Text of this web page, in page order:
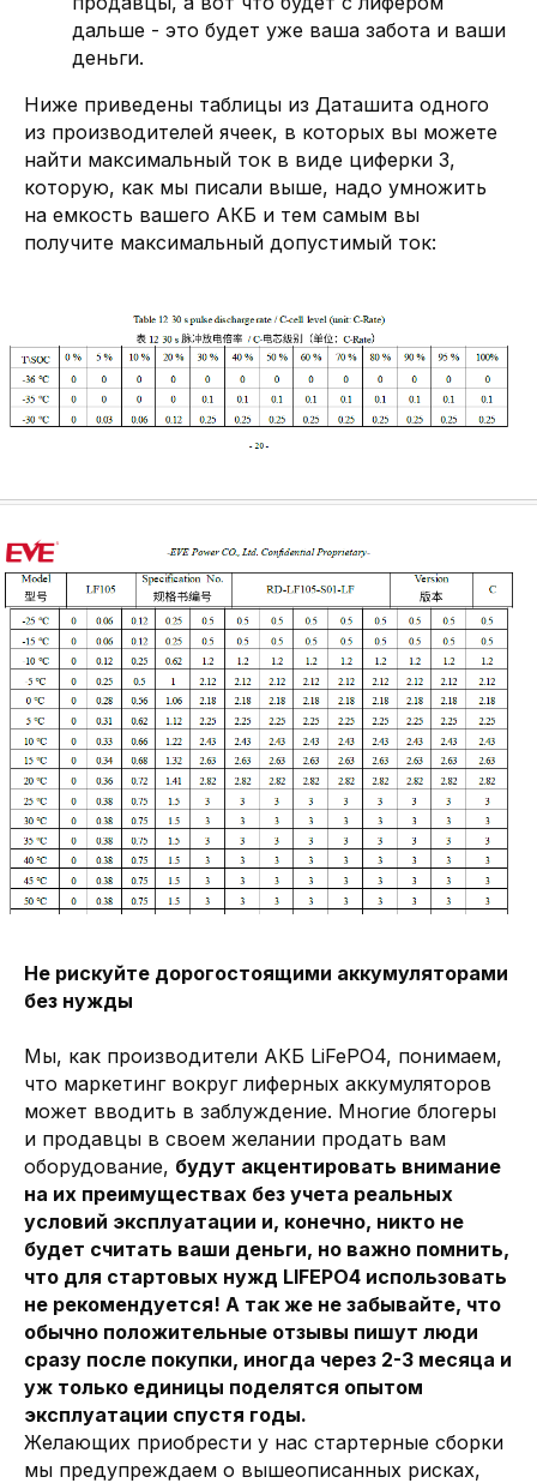
дальше - это будет уже ваша забота и ваши
деньги.
Ниже приведены таблицы из Даташита одного
из производителей ячеек, в которых вы можете
найти максимальный ток в виде циферки 3,
которую, как мы писали выше, надо умножить
на емкость вашего АКБ и тем самым вы
получите максимальный допустимый ток:
Не рискуйте дорогостоящими аккумуляторами
без нужды
Мы, как производители АКБ LiFePO4, понимаем,
что маркетинг вокруг лиферных аккумуляторов
может вводить в заблуждение. Многие блогеры
и продавцы в своем желании продать вам
оборудование, будут акцентировать внимание
на их преимуществах без учета реальных
условий эксплуатации и, конечно, никто не
будет считать ваши деньги, но важно помнить,
что для стартовых нужд LIFEPO4 использовать
не рекомендуется! А так же не забывайте, что
обычно положительные отзывы пишут люди
сразу после покупки, иногда через 2-3 месяца и
уж только единицы поделятся опытом
эксплуатации спустя годы.
Желающих приобрести у нас стартерные сборки
мы предупреждаем о вышеописанных рисках,
Подобрать литий-железо-фосфатные
аккумуляторы различной емкости
В КАТАЛОГ
LIFePO4 аккумуляторы